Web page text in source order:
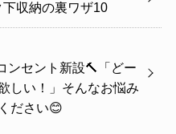
収納の裏ワザ10
ンセント新設🔨「どー
しい！」そんなお悩み
ださい😊